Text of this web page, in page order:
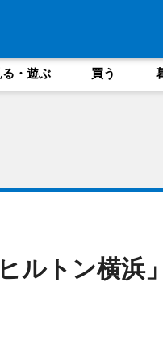
る・遊ぶ 買う
ルトン横